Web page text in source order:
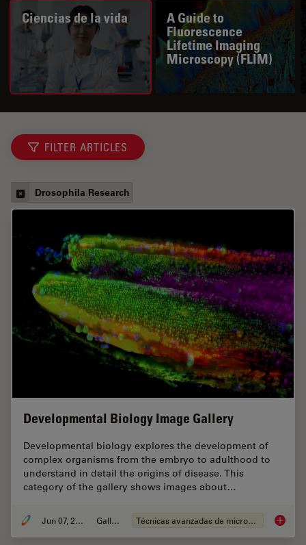
Ciencias de la vida
A Guide to
Fluorescence
Lifetime Imaging
Microscopy (FLIM)
FILTER ARTICLES
Drosophila Research
Developmental Biology Image Gallery
Developmental biology explores the development of
complex organisms from the embryo to adulthood to
understand in detail the origins of disease. This
category of the gallery shows images about…
Jun 07, 2021 Gallery Técnicas avanzadas de microscopía